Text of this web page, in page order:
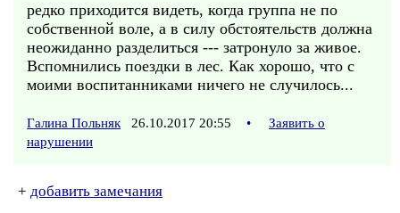
редко приходится видеть, когда группа не по
собственной воле, а в силу обстоятельств должна
неожиданно разделиться --- затронуло за живое.
Вспомнились поездки в лес. Как хорошо, что с
моими воспитанниками ничего не случилось...
Галина Польняк 26.10.2017 20:55 •
Заявить о
нарушении
+ добавить замечания